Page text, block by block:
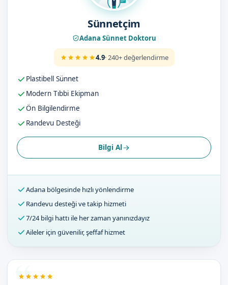
Sünnetçim
Adana Sünnet Doktoru
4.9· 240+ değerlendirme
Plastibell Sünnet
Modern Tıbbi Ekipman
Ön Bilgilendirme
Randevu Desteği
Bilgi Al
Adana bölgesinde hızlı yönlendirme
Randevu desteği ve takip hizmeti
7/24 bilgi hattı ile her zaman yanınızdayız
Aileler için güvenilir, şeffaf hizmet